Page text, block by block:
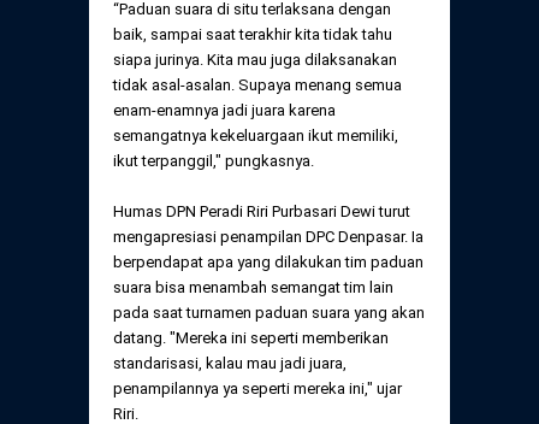
“Paduan suara di situ terlaksana dengan
baik, sampai saat terakhir kita tidak tahu
siapa jurinya. Kita mau juga dilaksanakan
tidak asal-asalan. Supaya menang semua
enam-enamnya jadi juara karena
semangatnya kekeluargaan ikut memiliki,
ikut terpanggil," pungkasnya.
Humas DPN Peradi Riri Purbasari Dewi turut
mengapresiasi penampilan DPC Denpasar. Ia
berpendapat apa yang dilakukan tim paduan
suara bisa menambah semangat tim lain
pada saat turnamen paduan suara yang akan
datang. "Mereka ini seperti memberikan
standarisasi, kalau mau jadi juara,
penampilannya ya seperti mereka ini," ujar
Riri.